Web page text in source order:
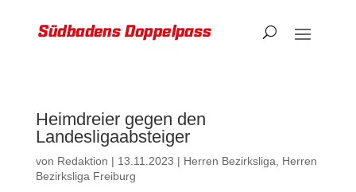
Heimdreier gegen den
Landesligaabsteiger
von Redaktion | 13.11.2023 | Herren Bezirksliga
Herren
Bezirksliga Freiburg